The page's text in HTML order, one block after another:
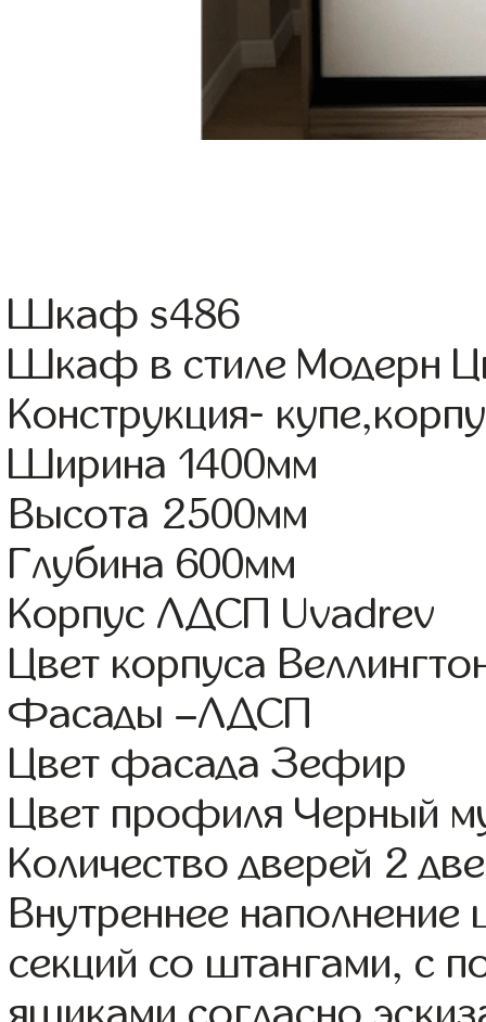
Шкаф s486
Шкаф в стиле Модерн
Конструкция-
Ширина 1400мм
Высота 2500мм
Глубина 600мм
Корпус ЛДСП Uvadrev
Цвет корпуса
Фасады –ЛДСП
Цвет фасада Зефир
Цвет профиля Черный
Количество дверей 2
Внутреннее
секций со штангами, с